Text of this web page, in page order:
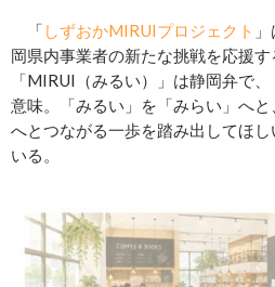
「 しずおかMIRUIプロジェクト
岡県内事業者の新たな挑戦を応援す
「MIRUI（みるい）」は静岡弁で
意味。「みるい」を「みらい」へ
へとつながる一歩を踏み出してほ
いる。